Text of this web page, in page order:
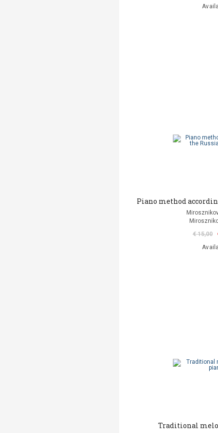
Piano method
€ 15,00
Traditional